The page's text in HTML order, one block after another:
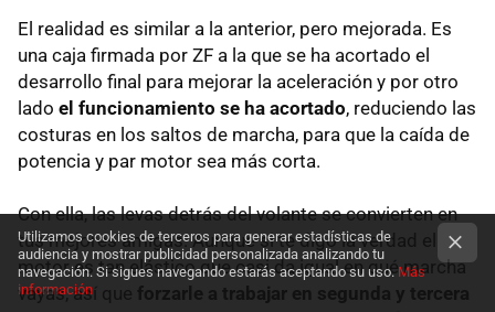
El realidad es similar a la anterior, pero mejorada. Es
una caja firmada por ZF a la que se ha acortado el
desarrollo final para mejorar la aceleración y por otro
lado el funcionamiento se ha acortado, reduciendo las
costuras en los saltos de marcha, para que la caída de
potencia y par motor sea más corta.
Con ella, las levas detrás del volante se convierten en
tus mejores amigas. Aunque si te digo la verdad el
motor es tan elástico que casi da igual en qué marcha
vayas, así que forzarle a trabajar en segunda y tercera
Utilizamos cookies de terceros para generar estadísticas de
audiencia y mostrar publicidad personalizada analizando tu
navegación. Si sigues navegando estarás aceptando su uso.Más
información